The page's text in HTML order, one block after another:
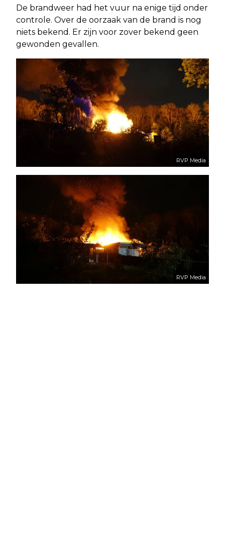
De brandweer had het vuur na enige tijd onder
controle. Over de oorzaak van de brand is nog
niets bekend. Er zijn voor zover bekend geen
gewonden gevallen.
RVP Media
RVP Media